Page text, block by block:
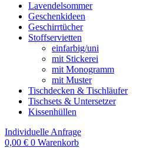
Lavendelsommer
Geschenkideen
Geschirrtücher
Stoffservietten
einfarbig/uni
mit Stickerei
mit Monogramm
mit Muster
Tischdecken & Tischläufer
Tischsets & Untersetzer
Kissenhüllen
Individuelle Anfrage
0,00 € 0 Warenkorb